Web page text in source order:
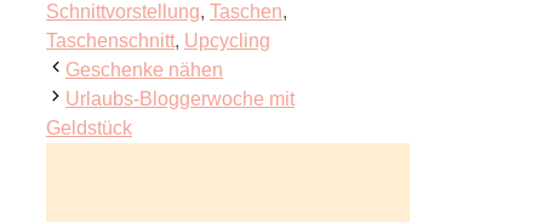
Schnittvorstellung, Taschen,
Taschenschnitt, Upcycling
Geschenke nähen
Urlaubs-Bloggerwoche mit
Geldstück